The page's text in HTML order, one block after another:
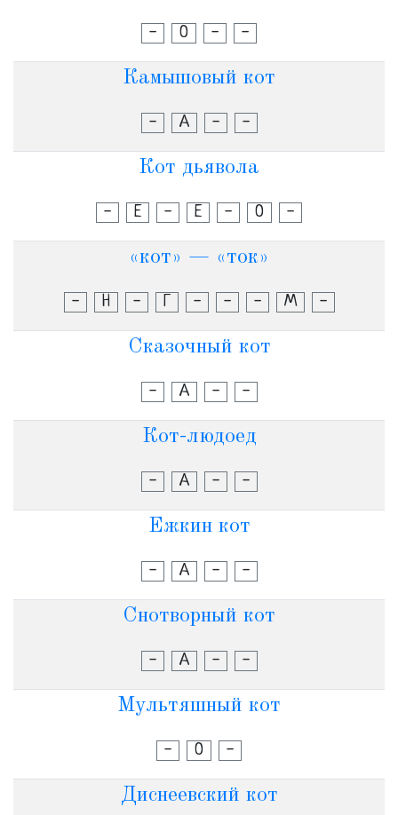
- О - -
Камышовый кот
- А - -
Кот дьявола
- Е - Е - О -
«кот» — «ток»
- Н - Г - - - М -
Сказочный кот
- А - -
Кот-людоед
- А - -
Ежкин кот
- А - -
Снотворный кот
- А - -
Мультяшный кот
- О -
Диснеевский кот